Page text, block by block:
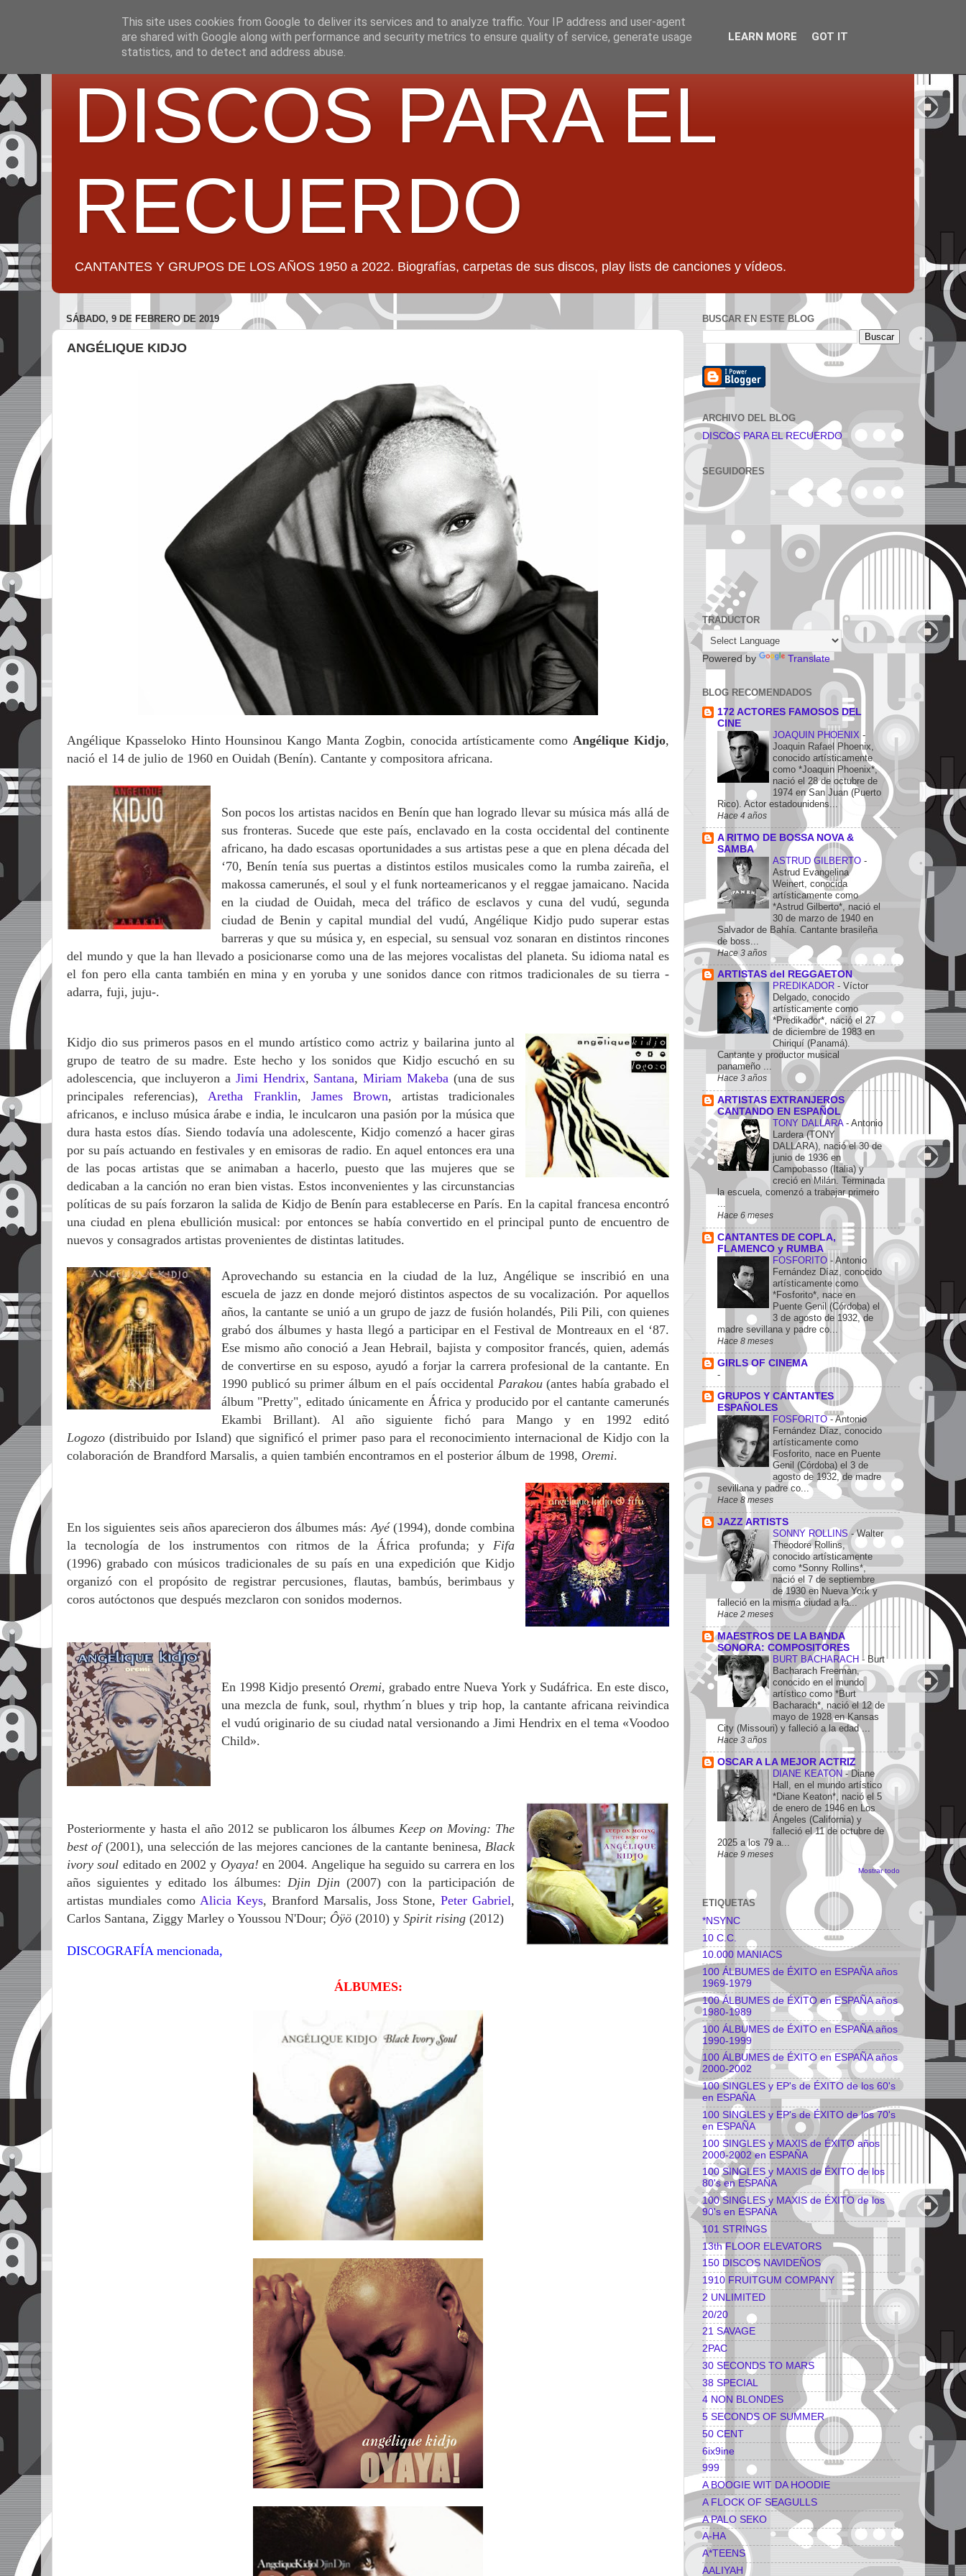
DISCOS PARA EL
RECUERDO
CANTANTES Y GRUPOS DE LOS AÑOS 1950 a 2022. Biografías, carpetas de sus discos, play lists de canciones y vídeos.
SÁBADO, 9 DE FEBRERO DE 2019
ANGÉLIQUE KIDJO
Angélique Kpasseloko Hinto Hounsinou Kango Manta Zogbin, conocida artísticamente comoAngélique Kidjo,
nació el 14 de julio de 1960 en Ouidah (Benín). Cantante y compositora africana.
Son pocos los artistas nacidos en Benín que han logrado llevar su música más allá de
sus fronteras. Sucede que este país, enclavado en la costa occidental del continente
africano, ha dado escasas oportunidades a sus artistas pese a que en plena década del
‘70, Benín tenía sus puertas a distintos estilos musicales como la rumba zaireña, el
makossa camerunés, el soul y el funk norteamericanos y el reggae jamaicano. Nacida
en la ciudad de Ouidah, meca del tráfico de esclavos y cuna del vudú, segunda
ciudad de Benin y capital mundial del vudú, Angélique Kidjo pudo superar estas
barreras y que su música y, en especial, su sensual voz sonaran en distintos rincones
del mundo y que la han llevado a posicionarse como una de las mejores vocalistas del planeta. Su idioma natal es
el fon pero ella canta también en mina y en yoruba y une sonidos dance con ritmos tradicionales de su tierra -
adarra, fuji, juju-.
Kidjo dio sus primeros pasos en el mundo artístico como actriz y bailarina junto al
grupo de teatro de su madre. Este hecho y los sonidos que Kidjo escuchó en su
adolescencia, que incluyeron a Jimi Hendrix, Santana,Miriam Makeba(una de sus
principales referencias),Aretha Franklin, James Brown, artistas tradicionales
africanos, e incluso música árabe e india, le inculcaron una pasión por la música que
dura hasta estos días. Siendo todavía una adolescente, Kidjo comenzó a hacer giras
por su país actuando en festivales y en emisoras de radio. En aquel entonces era una
de las pocas artistas que se animaban a hacerlo, puesto que las mujeres que se
dedicaban a la canción no eran bien vistas. Estos inconvenientes y las circunstancias
políticas de su país forzaron la salida de Kidjo de Benín para establecerse en París. En la capital francesa encontró
una ciudad en plena ebullición musical: por entonces se había convertido en el principal punto de encuentro de
nuevos y consagrados artistas provenientes de distintas latitudes.
Aprovechando su estancia en la ciudad de la luz, Angélique se inscribió en una
escuela de jazz en donde mejoró distintos aspectos de su vocalización. Por aquellos
años, la cantante se unió a un grupo de jazz de fusión holandés, Pili Pili, con quienes
grabó dos álbumes y hasta llegó a participar en el Festival de Montreaux en el ‘87.
Ese mismo año conoció a Jean Hebrail, bajista y compositor francés, quien, además
de convertirse en su esposo, ayudó a forjar la carrera profesional de la cantante. En
1990 publicó su primer álbum en el país occidental Parakou(antes había grabado el
álbum "Pretty", editado únicamente en África y producido por el cantante camerunés
Ekambi Brillant). Al año siguiente fichó para Mango y en 1992 editó
Logozo(distribuido por Island) que significó el primer paso para el reconocimiento internacional de Kidjo con la
colaboración de Brandford Marsalis, a quien también encontramos en el posterior álbum de 1998, Oremi.
En los siguientes seis años aparecieron dos álbumes más:Ayé (1994), donde combina
la tecnología de los instrumentos con ritmos de la África profunda; yFifa
(1996) grabado con músicos tradicionales de su país en una expedición que Kidjo
organizó con el propósito de registrar percusiones, flautas, bambús, berimbaus y
coros autóctonos que después mezclaron con sonidos modernos.
En 1998 Kidjo presentó Oremi, grabado entre Nueva York y Sudáfrica. En este disco,
una mezcla de funk, soul, rhythm´n blues y trip hop, la cantante africana reivindica
el vudú originario de su ciudad natal versionando a Jimi Hendrix en el tema «Voodoo
Child».
Posteriormente y hasta el año 2012 se publicaron los álbumes Keep on Moving: The
best of (2001), una selección de las mejores canciones de la cantante beninesa, Black
ivory soul editado en 2002 y Oyaya! en 2004. Angelique ha seguido su carrera en los
años siguientes y editado los álbumes: Djin Djin(2007) con la participación de
artistas mundiales como Alicia Keys, Branford Marsalis, Joss Stone,Peter Gabriel,
Carlos Santana, Ziggy Marley o Youssou N'Dour; Ôÿö (2010) y Spirit rising (2012)
DISCOGRAFÍA mencionada,
ÁLBUMES:
BUSCAR EN ESTE BLOG
ARCHIVO DEL BLOG
DISCOS PARA EL RECUERDO
SEGUIDORES
TRADUCTOR
Powered by Translate
BLOG RECOMENDADOS
172 ACTORES FAMOSOS DEL
CINE
JOAQUIN PHOENIX -
Joaquin Rafael Phoenix,
conocido artísticamente
como *Joaquin Phoenix*,
nació el 28 de octubre de
1974 en San Juan (Puerto
Rico). Actor estadounidens...
Hace 4 años
A RITMO DE BOSSA NOVA &
SAMBA
ASTRUD GILBERTO -
Astrud Evangelina
Weinert, conocida
artísticamente como
*Astrud Gilberto*, nació el
30 de marzo de 1940 en
Salvador de Bahía. Cantante brasileña
de boss...
Hace 3 años
ARTISTAS del REGGAETON
PREDIKADOR - Víctor
Delgado, conocido
artísticamente como
*Predikador*, nació el 27
de diciembre de 1983 en
Chiriquí (Panamá).
Cantante y productor musical
panameño ...
Hace 3 años
ARTISTAS EXTRANJEROS
CANTANDO EN ESPAÑOL
TONY DALLARA - Antonio
Lardera (TONY
DALLARA), nació el 30 de
junio de 1936 en
Campobasso (Italia) y
creció en Milán. Terminada
la escuela, comenzó a trabajar primero
...
Hace 6 meses
CANTANTES DE COPLA,
FLAMENCO y RUMBA
FOSFORITO - Antonio
Fernández Díaz, conocido
artísticamente como
*Fosforito*, nace en
Puente Genil (Córdoba) el
3 de agosto de 1932, de
madre sevillana y padre co...
Hace 8 meses
GIRLS OF CINEMA
-
GRUPOS Y CANTANTES
ESPAÑOLES
FOSFORITO-Antonio
Fernández Díaz, conocido
artísticamente como
Fosforito, nace en Puente
Genil (Córdoba) el 3 de
agosto de 1932, de madre
sevillana y padre co...
Hace 8 meses
JAZZ ARTISTS
SONNY ROLLINS-Walter
Theodore Rollins,
conocido artísticamente
como *Sonny Rollins*,
nació el 7 de septiembre
de 1930 en Nueva York y
falleció en la misma ciudad a la...
Hace 2 meses
MAESTROS DE LA BANDA
SONORA: COMPOSITORES
BURT BACHARACH - Burt
Bacharach Freeman,
conocido en el mundo
artístico como *Burt
Bacharach*, nació el 12 de
mayo de 1928 en Kansas
City (Missouri) y falleció a la edad ...
Hace 3 años
OSCAR A LA MEJOR ACTRIZ
DIANE KEATON-Diane
Hall, en el mundo artístico
*Diane Keaton*, nació el 5
de enero de 1946 en Los
Ángeles (California) y
falleció el 11 de octubre de
2025 a los 79 a...
Hace 9 meses
Mostrar todo
ETIQUETAS
*NSYNC
10 C.C.
10.000 MANIACS
100 ÁLBUMES de ÉXITO en ESPAÑA años
1969-1979
100 ÁLBUMES de ÉXITO en ESPAÑA años
1980-1989
100 ÁLBUMES de ÉXITO en ESPAÑA años
1990-1999
100 ÁLBUMES de ÉXITO en ESPAÑA años
2000-2002
100 SINGLES y EP's de ÉXITO de los 60's
en ESPAÑA
100 SINGLES y EP's de ÉXITO de los 70's
en ESPAÑA
100 SINGLES y MAXIS de ÉXITO años
2000-2002 en ESPAÑA
100 SINGLES y MAXIS de ÉXITO de los
80's en ESPAÑA
100 SINGLES y MAXIS de ÉXITO de los
90's en ESPAÑA
101 STRINGS
13th FLOOR ELEVATORS
150 DISCOS NAVIDEÑOS
1910 FRUITGUM COMPANY
2 UNLIMITED
20/20
21 SAVAGE
2PAC
30 SECONDS TO MARS
38 SPECIAL
4 NON BLONDES
5 SECONDS OF SUMMER
50 CENT
6ix9ine
999
A BOOGIE WIT DA HOODIE
A FLOCK OF SEAGULLS
A PALO SEKO
A-HA
A*TEENS
AALIYAH
This site uses cookies from Google to deliver its services and to analyze traffic. Your IP address and user-agent
are shared with Google along with performance and security metrics to ensure quality of service, generate usage
statistics, and to detect and address abuse.
LEARN MORE GOT IT